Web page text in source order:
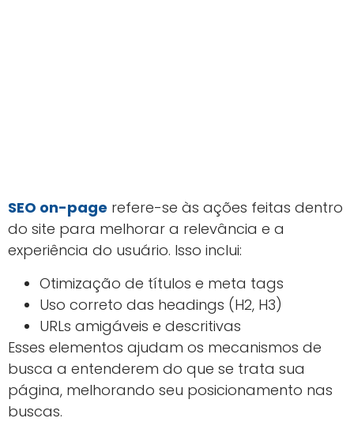
SEO on-page refere-se às ações feitas dentro
do site para melhorar a relevância e a
experiência do usuário. Isso inclui:
Otimização de títulos e meta tags
Uso correto das headings (H2, H3)
URLs amigáveis e descritivas
Esses elementos ajudam os mecanismos de
busca a entenderem do que se trata sua
página, melhorando seu posicionamento nas
buscas.